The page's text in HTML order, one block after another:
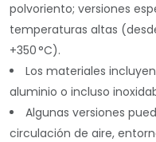
polvoriento; versiones
temperaturas altas
+350 °C).
Los materiales
aluminio o incluso
Algunas versiones
circulación de aire,